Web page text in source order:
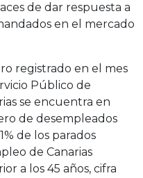
de dar respuesta a
en el mercado
registrado en el mes
Público de
se encuentra en
de desempleados
de los parados
de Canarias
a los 45 años, cifra